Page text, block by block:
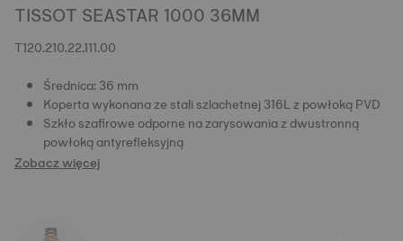
TISSOT SEASTAR 1000 36MM
T120.210.22.111.00
Średnica: 36 mm
Koperta wykonana ze stali szlachetnej 316L z powłoką PVD
Szkło szafirowe odporne na zarysowania z dwustronną
powłoką antyrefleksyjną
Zobacz więcej